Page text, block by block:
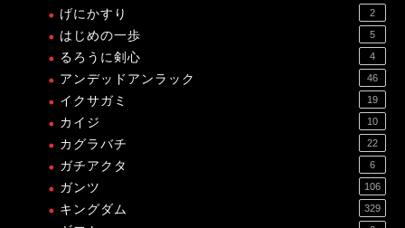
げにかすり 2
はじめの一歩 5
るろうに剣心 4
アンデッドアンラック 46
イクサガミ 19
カイジ 10
カグラバチ 22
ガチアクタ 6
ガンツ 106
キングダム 329